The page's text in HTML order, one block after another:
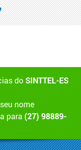
doSINTTEL-ES
nome
para (27) 98889-